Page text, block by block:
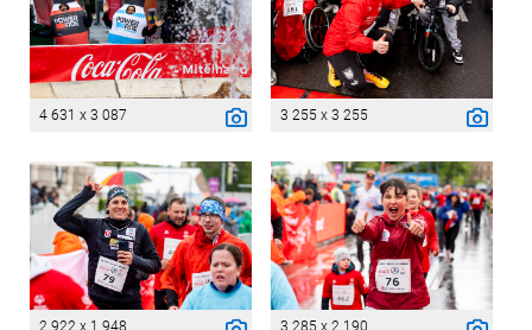
4 631 x 3 087 3 255 x 3 255
2 922 x 1 948 3 285 x 2 190